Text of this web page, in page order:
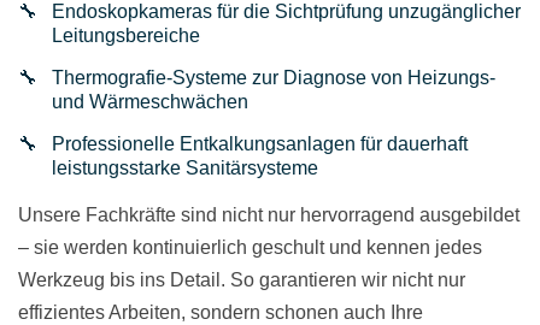
Endoskopkameras für die Sichtprüfung unzugänglicher
Leitungsbereiche
Thermografie-Systeme zur Diagnose von Heizungs-
und Wärmeschwächen
Professionelle Entkalkungsanlagen für dauerhaft
leistungsstarke Sanitärsysteme
Unsere Fachkräfte sind nicht nur hervorragend ausgebildet
– sie werden kontinuierlich geschult und kennen jedes
Werkzeug bis ins Detail. So garantieren wir nicht nur
effizientes Arbeiten, sondern schonen auch Ihre